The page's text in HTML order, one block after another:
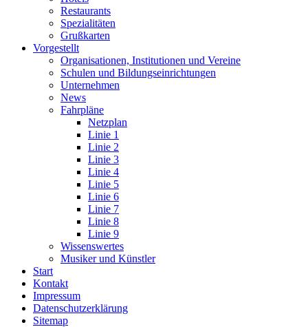
Restaurants
Spezialitäten
Grußkarten
Vorgestellt
Organisationen, Institutionen und Vereine
Schulen und Bildungseinrichtungen
Unternehmen
News
Fahrpläne
Netzplan
Linie 1
Linie 2
Linie 3
Linie 4
Linie 5
Linie 6
Linie 7
Linie 8
Linie 9
Wissenswertes
Musiker und Künstler
Start
Kontakt
Impressum
Datenschutz­erklärung
Sitemap